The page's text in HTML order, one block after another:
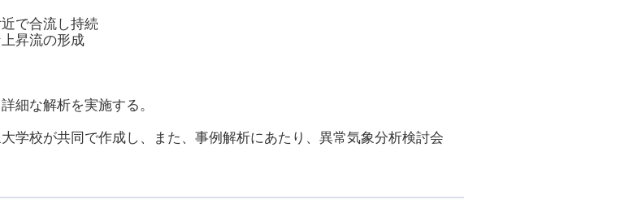
で合流し持続
昇流の形成
細な解析を実施する。
学校が共同で作成し、また、事例解析にあたり、異常気象分析検討会